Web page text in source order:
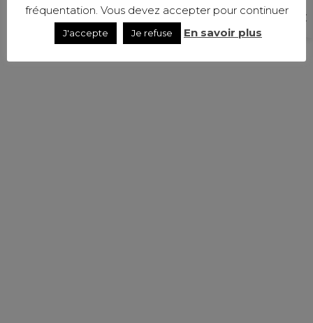
fréquentation. Vous devez accepter pour continuer
J'accepte Je refuse En savoir plus